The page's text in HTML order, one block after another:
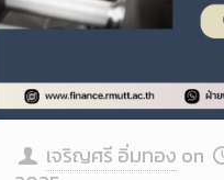
เจริญศรี อิ่มทอง on